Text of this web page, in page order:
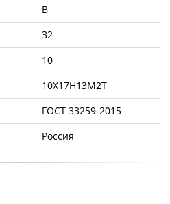
B
32
10
10Х17Н13М2Т
ГОСТ 33259-2015
Россия